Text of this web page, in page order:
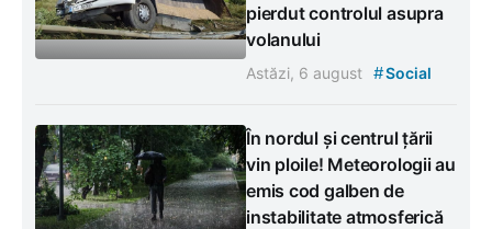
pierdut controlul asupra
volanului
Astăzi, 6 august #Social
În nordul și centrul țării
vin ploile! Meteorologii au
emis cod galben de
instabilitate atmosferică